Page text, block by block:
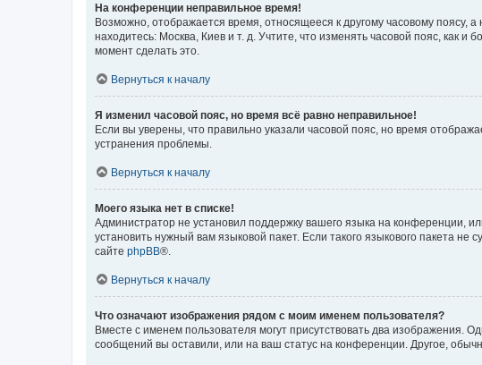
На конференции неправильное время!
Возможно, отображается время, относящееся к другому часовому поясу,
находитесь: Москва, Киев и т. д. Учтите, что изменять часовой пояс, как
момент сделать это.
Вернуться к началу
Я изменил часовой пояс, но время всё равно неправильное!
Если вы уверены, что правильно указали часовой пояс, но время
устранения проблемы.
Вернуться к началу
Моего языка нет в списке!
Администратор не установил поддержку вашего языка на конференции,
установить нужный вам языковой пакет. Если такого языкового пакета
сайте phpBB®.
Вернуться к началу
Что означают изображения рядом с моим именем пользователя?
Вместе с именем пользователя могут присутствовать два изображения.
сообщений вы оставили, или на ваш статус на конференции. Другое,